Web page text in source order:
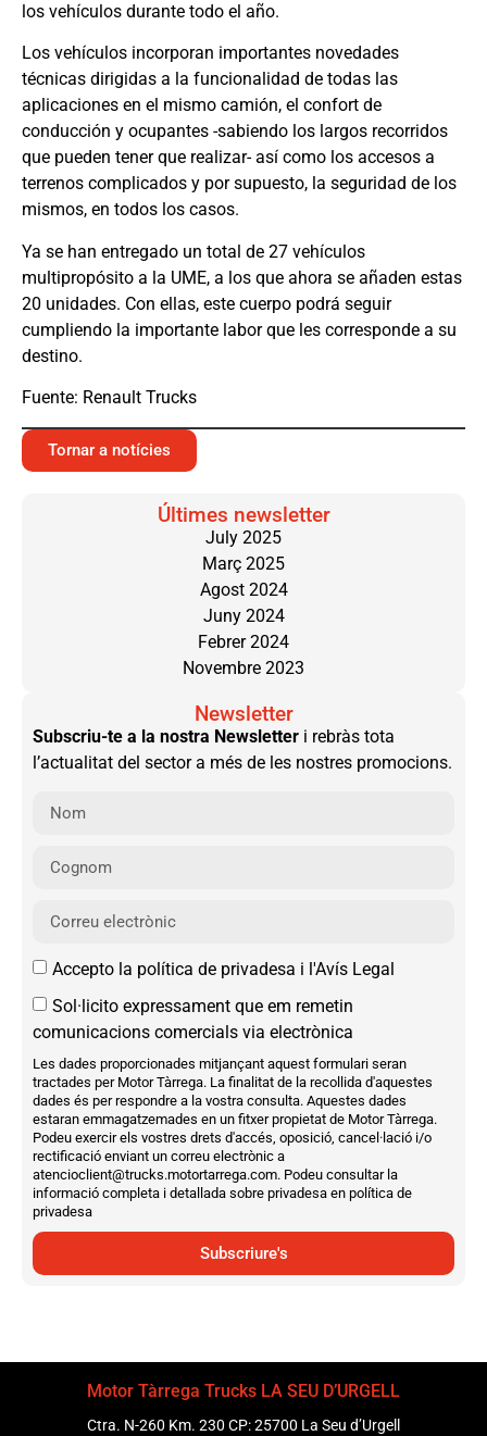
los vehículos durante todo el año.
Los vehículos incorporan importantes novedades
técnicas dirigidas a la funcionalidad de todas las
aplicaciones en el mismo camión, el confort de
conducción y ocupantes -sabiendo los largos recorridos
que pueden tener que realizar- así como los accesos a
terrenos complicados y por supuesto, la seguridad de los
mismos, en todos los casos.
Ya se han entregado un total de 27 vehículos
multipropósito a la UME, a los que ahora se añaden estas
20 unidades. Con ellas, este cuerpo podrá seguir
cumpliendo la importante labor que les corresponde a su
destino.
Fuente: Renault Trucks
Tornar a notícies
Últimes newsletter
July 2025
Març 2025
Agost 2024
Juny 2024
Febrer 2024
Novembre 2023
Newsletter
Subscriu-te a la nostra Newsletter i rebràs tota
l’actualitat del sector a més de les nostres promocions.
Accepto la política de privadesa i l'Avís Legal
Sol·licito expressament que em remetin
comunicacions comercials via electrònica
Les dades proporcionades mitjançant aquest formulari seran
tractades per Motor Tàrrega. La finalitat de la recollida d'aquestes
dades és per respondre a la vostra consulta. Aquestes dades
estaran emmagatzemades en un fitxer propietat de Motor Tàrrega.
Podeu exercir els vostres drets d'accés, oposició, cancel·lació i/o
rectificació enviant un correu electrònic a
atencioclient@trucks.motortarrega.com. Podeu consultar la
informació completa i detallada sobre privadesa en política de
privadesa
Subscriure's
Motor Tàrrega Trucks LA SEU D’URGELL
Ctra. N-260 Km. 230 CP: 25700 La Seu d’Urgell